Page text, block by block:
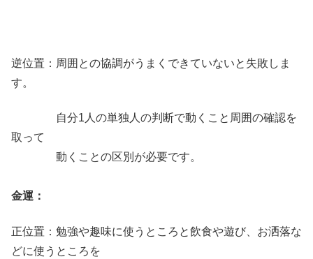
逆位置：周囲との協調がうまくできていないと失敗しま
す。
自分1人の単独人の判断で動くこと周囲の確認を
取って
動くことの区別が必要です。
金運：
正位置：勉強や趣味に使うところと飲食や遊び、お洒落な
どに使うところを